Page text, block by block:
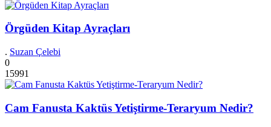
Örgüden Kitap Ayraçları
. Suzan Çelebi
0
15991
Cam Fanusta Kaktüs Yetiştirme-Teraryum Nedir?